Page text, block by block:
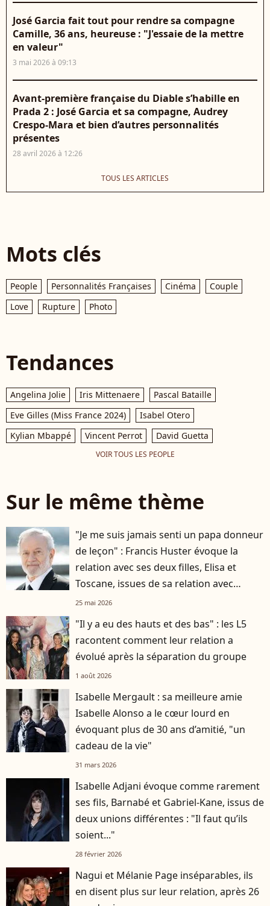
José Garcia fait tout pour rendre sa compagne
Camille, 36 ans, heureuse : "J'essaie de la mettre
en valeur"
3 mai 2026 à 09:13
Avant-première française du Diable s’habille en
Prada 2 : José Garcia et sa compagne, Audrey
Crespo-Mara et bien d’autres personnalités
présentes
28 avril 2026 à 12:26
TOUS LES ARTICLES
Mots clés
People Personnalités Françaises Cinéma
Couple
Love
Rupture Photo
Tendances
Angelina Jolie Iris Mittenaere
Pascal Bataille
Eve Gilles (Miss France 2024)
Isabel Otero
Kylian Mbappé
Vincent Perrot David Guetta
VOIR TOUS LES PEOPLE
Sur le même thème
"Je me suis jamais senti un papa donneur
de leçon" : Francis Huster évoque la
relation avec ses deux filles, Elisa et
Toscane, issues de sa relation avec
Cristiana Reali
25 mai 2026
"Il y a eu des hauts et des bas" : les L5
racontent comment leur relation a
évolué après la séparation du groupe
1 août 2026
Isabelle Mergault : sa meilleure amie
Isabelle Alonso a le cœur lourd en
évoquant plus de 30 ans d’amitié, "un
cadeau de la vie"
31 mars 2026
Isabelle Adjani évoque comme rarement
ses fils, Barnabé et Gabriel-Kane, issus de
deux unions différentes : "Il faut qu’ils
soient..."
28 février 2026
Nagui et Mélanie Page inséparables, ils
en disent plus sur leur relation, après 26